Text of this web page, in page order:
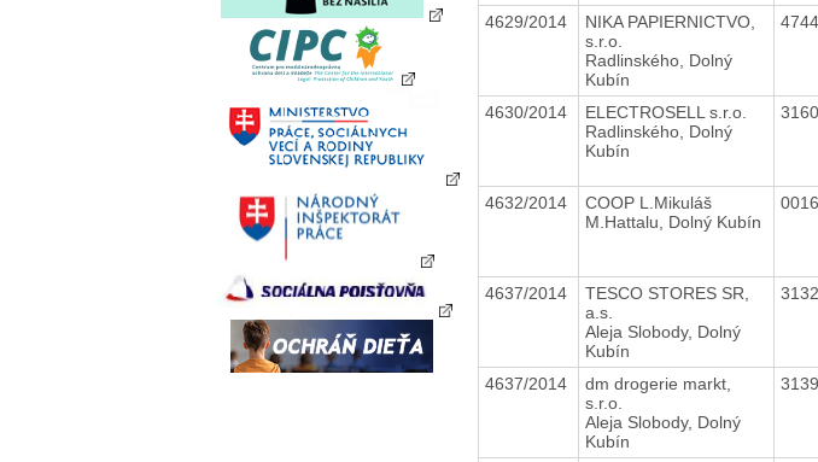
4629/2014
NIKA PAPIERNICTVO,
s.r.o.
Radlinského, Dolný
Kubín
4630/2014
ELECTROSELL s.r.o.
Radlinského, Dolný
Kubín
4632/2014
COOP L.Mikuláš
M.Hattalu, Dolný Kubín
4637/2014
TESCO STORES SR,
a.s.
Aleja Slobody, Dolný
Kubín
4637/2014
dm drogerie markt,
s.r.o.
Aleja Slobody, Dolný
Kubín